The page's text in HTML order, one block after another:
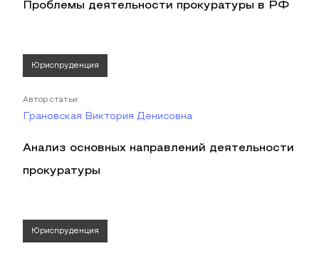
Проблемы деятельности прокуратуры в РФ
Юриспруденция
Автор статьи
Грановская Виктория Денисовна
Анализ основных направлений деятельности
прокуратуры
Юриспруденция